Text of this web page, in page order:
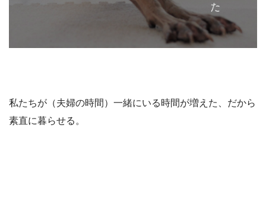
私たちが（夫婦の時間）一緒にいる時間が増えた、だから
素直に暮らせる。